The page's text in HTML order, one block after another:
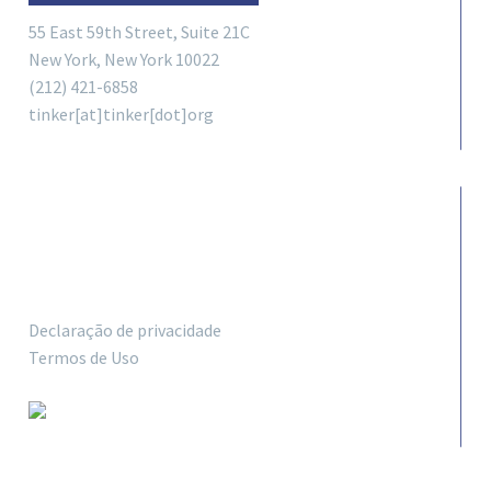
55 East 59th Street, Suite 21C
New York, New York 10022
(212) 421-6858
tinker[at]tinker[dot]org
Declaração de privacidade
Termos de Uso